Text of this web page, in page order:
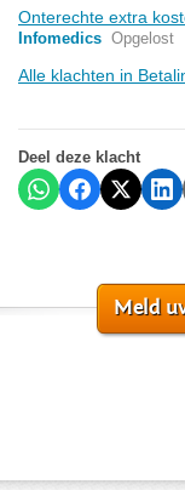
Onterechte extra
Infomedics Opgelost
Alle klachten in
Deel deze klacht
Meld